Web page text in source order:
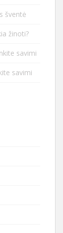
šventė
žinoti?
savimi
savimi